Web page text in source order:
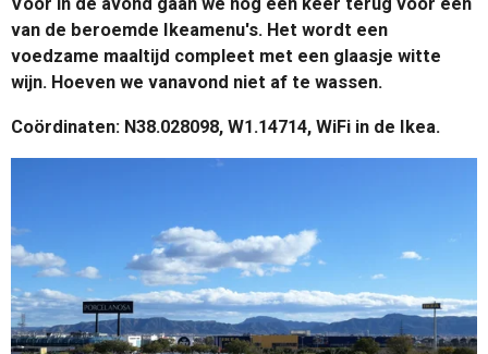
Voor in de avond gaan we nog een keer terug voor één
van de beroemde Ikeamenu's. Het wordt een
voedzame maaltijd compleet met een glaasje witte
wijn. Hoeven we vanavond niet af te wassen.
Coördinaten: N38.028098, W1.14714, WiFi in de Ikea.